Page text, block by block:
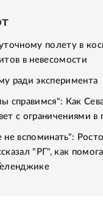
полету в
в невесомости
ради эксперимента
справимся": Как
с ограничениями в
вспоминать":
"РГ", как